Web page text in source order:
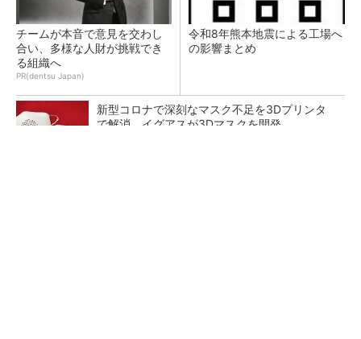
チームが本音で意見を交わし
合い、多様な人財が挑戦でき
る組織へ
PR(dentsu Japan)
令和8年熊本地震による工場へ
の影響まとめ
新型コロナで深刻なマスク不足を3Dプリンタ
で解消、イグアスが3Dマスクを開発